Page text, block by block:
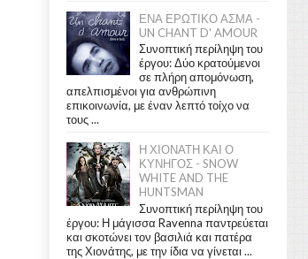
ΕΝΑ ΕΡΩΤΙΚΟ ΑΣΜΑ -
UN CHANT D' AMOUR
Συνοπτική περίληψη του
έργου: Δύο κρατούμενοι
σε πλήρη απομόνωση,
απελπισμένοι για ανθρώπινη
επικοινωνία, με έναν λεπτό τοίχο να
τους ...
Η ΧΙΟΝΑΤΗ ΚΑΙ Ο
ΚΥΝΗΓΟΣ - SNOW
WHITE AND THE
HUNTSMAN
Συνοπτική περίληψη του
έργου: Η μάγισσα Ravenna παντρεύεται
και σκοτώνει τον βασιλιά και πατέρα
της Χιονάτης, με την ίδια να γίνεται ...